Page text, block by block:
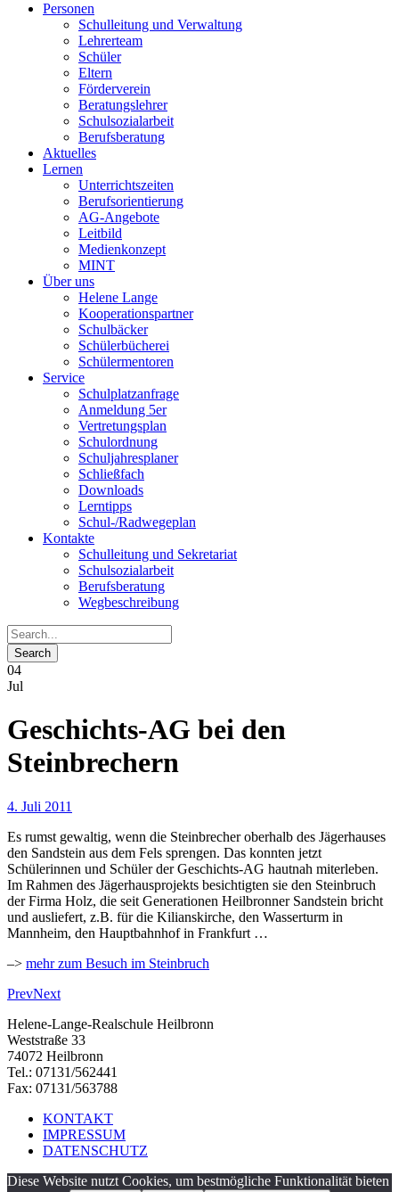
Personen
Schulleitung und Verwaltung
Lehrerteam
Schüler
Eltern
Förderverein
Beratungslehrer
Schulsozialarbeit
Berufsberatung
Aktuelles
Lernen
Unterrichtszeiten
Berufsorientierung
AG-Angebote
Leitbild
Medienkonzept
MINT
Über uns
Helene Lange
Kooperationspartner
Schulbäcker
Schülerbücherei
Schülermentoren
Service
Schulplatzanfrage
Anmeldung 5er
Vertretungsplan
Schulordnung
Schuljahresplaner
Schließfach
Downloads
Lerntipps
Schul-/Radwegeplan
Kontakte
Schulleitung und Sekretariat
Schulsozialarbeit
Berufsberatung
Wegbeschreibung
04
Jul
Geschichts-AG bei den
Steinbrechern
4. Juli 2011
Es rumst gewaltig, wenn die Steinbrecher oberhalb des Jägerhauses
den Sandstein aus dem Fels sprengen. Das konnten jetzt
Schülerinnen und Schüler der Geschichts-AG hautnah miterleben.
Im Rahmen des Jägerhausprojekts besichtigten sie den Steinbruch
der Firma Holz, die seit Generationen Heilbronner Sandstein bricht
und ausliefert, z.B. für die Kilianskirche, den Wasserturm in
Mannheim, den Hauptbahnhof in Frankfurt …
–> mehr zum Besuch im Steinbruch
PrevNext
Helene-Lange-Realschule Heilbronn
Weststraße 33
74072 Heilbronn
Tel.: 07131/562441
Fax: 07131/563788
KONTAKT
IMPRESSUM
DATENSCHUTZ
Diese Website nutzt Cookies, um bestmögliche Funktionalität bieten